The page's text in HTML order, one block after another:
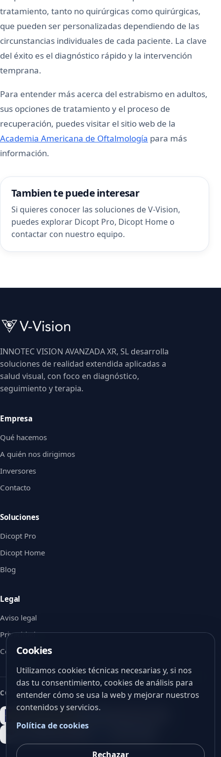
tratamiento, tanto no quirúrgicas como quirúrgicas,
que pueden ser personalizadas dependiendo de las
circunstancias individuales de cada paciente. La clave
del éxito es el diagnóstico rápido y la intervención
temprana.
Para entender más acerca del estrabismo en adultos,
sus opciones de tratamiento y el proceso de
recuperación, puedes visitar el sitio web de la
Academia Americana de Oftalmología para más
información.
Tambien te puede interesar
Si quieres conocer las soluciones de V-Vision,
puedes explorar Dicopt Pro, Dicopt Home o
contactar con nuestro equipo.
INNOTEC VISION AVANZADA XR, SL desarrolla
soluciones de realidad extendida aplicadas a
salud visual, con foco en diagnóstico,
seguimiento y terapia.
Empresa
Qué hacemos
A quién nos dirigimos
Inversores
Contacto
Soluciones
Dicopt Pro
Dicopt Home
Blog
Legal
Aviso legal
Privacidad
Cookies
CON EL APOYO DE
Cookies
Utilizamos cookies técnicas necesarias y, si nos
das tu consentimiento, cookies de análisis para
entender cómo se usa la web y mejorar nuestros
contenidos y servicios.
Política de cookies
Rechazar